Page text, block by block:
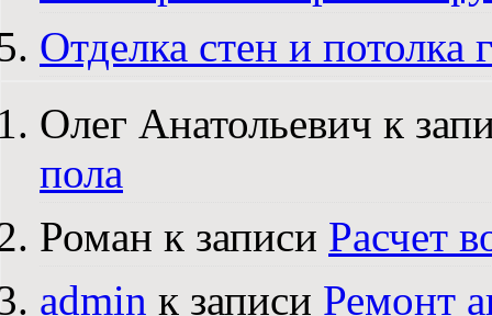
Отделка стен и потолка
Олег Анатольевич к
пола
Роман к записи Расчет
admin к записи Ремонт